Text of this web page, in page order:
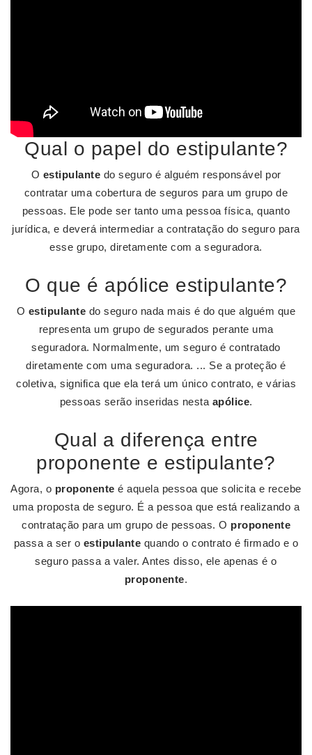
Qual o papel do estipulante?
O estipulante do seguro é alguém responsável por
contratar uma cobertura de seguros para um grupo de
pessoas. Ele pode ser tanto uma pessoa física, quanto
jurídica, e deverá intermediar a contratação do seguro para
esse grupo, diretamente com a seguradora.
O que é apólice estipulante?
O estipulante do seguro nada mais é do que alguém que
representa um grupo de segurados perante uma
seguradora. Normalmente, um seguro é contratado
diretamente com uma seguradora. ... Se a proteção é
coletiva, significa que ela terá um único contrato, e várias
pessoas serão inseridas nesta apólice.
Qual a diferença entre
proponente e estipulante?
Agora, o proponente é aquela pessoa que solicita e recebe
uma proposta de seguro. É a pessoa que está realizando a
contratação para um grupo de pessoas. O proponente
passa a ser o estipulante quando o contrato é firmado e o
seguro passa a valer. Antes disso, ele apenas é o
proponente.